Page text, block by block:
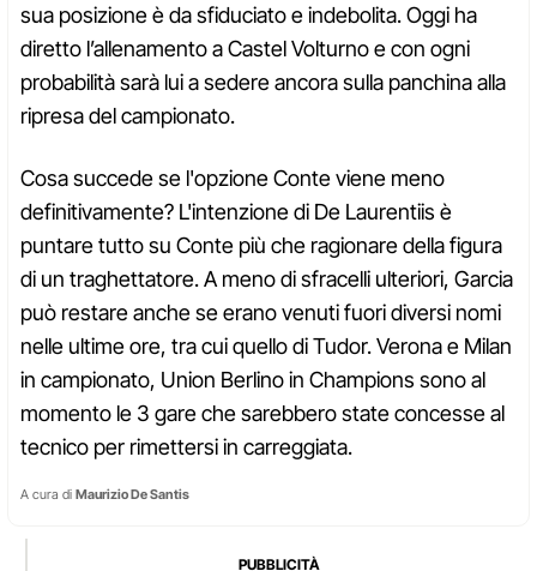
sua posizione è da sfiduciato e indebolita. Oggi ha
diretto l’allenamento a Castel Volturno e con ogni
probabilità sarà lui a sedere ancora sulla panchina alla
ripresa del campionato.
Cosa succede se l'opzione Conte viene meno
definitivamente? L'intenzione di De Laurentiis è
puntare tutto su Conte più che ragionare della figura
di un traghettatore. A meno di sfracelli ulteriori, Garcia
può restare anche se erano venuti fuori diversi nomi
nelle ultime ore, tra cui quello di Tudor. Verona e Milan
in campionato, Union Berlino in Champions sono al
momento le 3 gare che sarebbero state concesse al
tecnico per rimettersi in carreggiata.
A cura di Maurizio De Santis